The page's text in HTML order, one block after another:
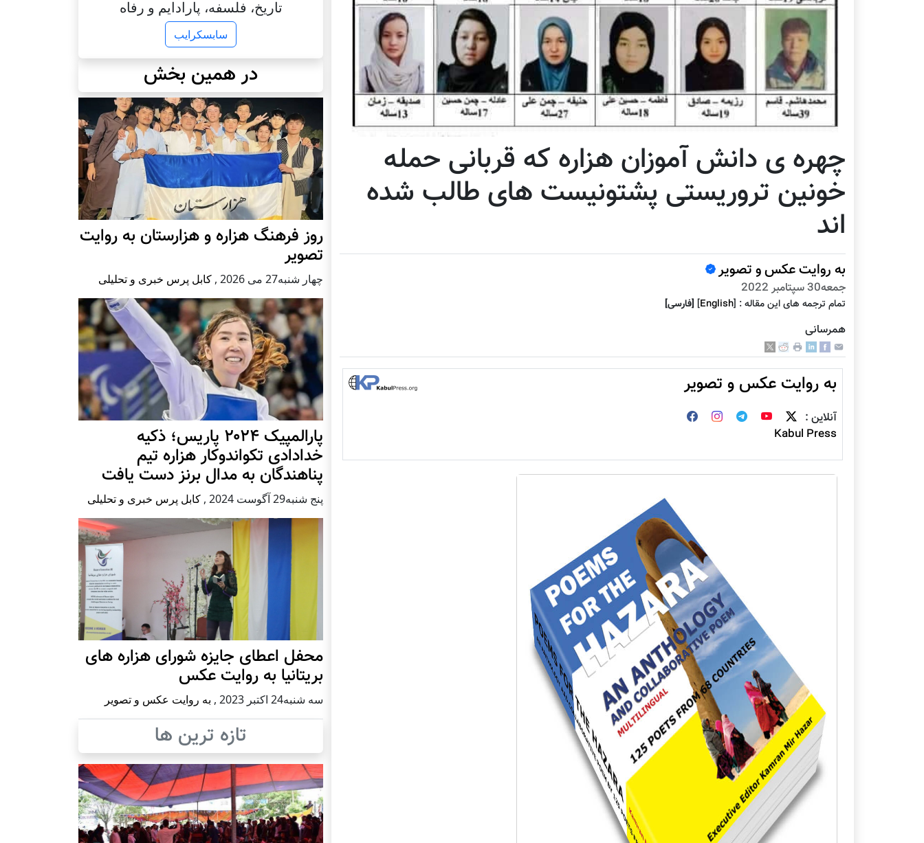
چهره ی دانش آموزان هزاره که قربانی حمله
خونین تروریستی پشتونیست های طالب شده
اند
به روایت عکس و تصویر
جمعه30 سپتامبر 2022
تمام ترجمه هاى اين مقاله : [English] [فارسى]
همرسانی
به روایت عکس و تصویر
آنلاین :
Kabul Press
تاریخ، فلسفه، پارادایم و رفاه
سابسکرایب
در همین بخش
روز فرهنگ هزاره و هزارستان به روایت
تصویر
چهار شنبه27 می 2026 , کابل پرس خبری و تحلیلی
پارالمپیک ۲۰۲۴ پاریس؛ ذکیه
خدادادی تکواندوکار هزاره تیم
پناهندگان به مدال برنز دست یافت
پنج شنبه29 آگوست 2024 , کابل پرس خبری و تحلیلی
محفل اعطای جایزه شورای هزاره های
بریتانیا به روایت عکس
سه شنبه24 اكتبر 2023 , به روایت عکس و تصویر
تازه ترین ها